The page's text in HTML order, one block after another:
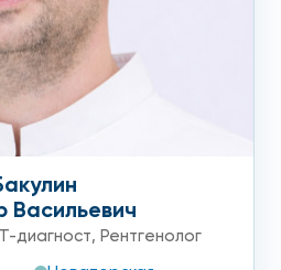
и точность КТ легких с
которая наиболее выгодна
детальной визуализации всех
безошибочный диагноз
методику.
в клинику на Арбате.
быть уверены в
Васильевич
диагност, Рентгенолог